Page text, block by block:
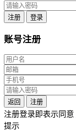
注册 登录
账号注册
返回 注册
注册登录即表示同意
提示